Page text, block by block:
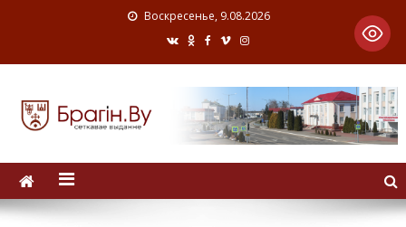
Воскресенье, 9.08.2026